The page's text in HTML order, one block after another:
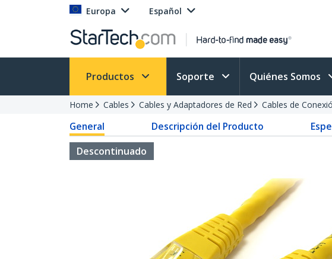
Europa Español
Productos Soporte Quiénes Somos
Home Cables Cables y Adaptadores de Red Cables de
General Descripción del Producto
Descontinuado